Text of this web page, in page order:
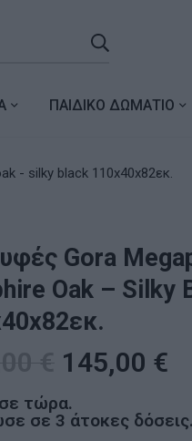
ΠΑΙΔΙΚΟ ΔΩΜΑΤΙΟ
- silky black 110x40x82εκ.
Gora
Oak – Silky
145,00 €
τώρα.
σε 3 άτοκες δόσεις.